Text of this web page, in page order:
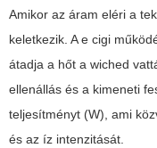
Amikor az áram eléri a
keletkezik. Ae cigi
átadja a hőt a wiched
ellenállás és a kimeneti
teljesítményt (W), ami
és az íz intenzitását.